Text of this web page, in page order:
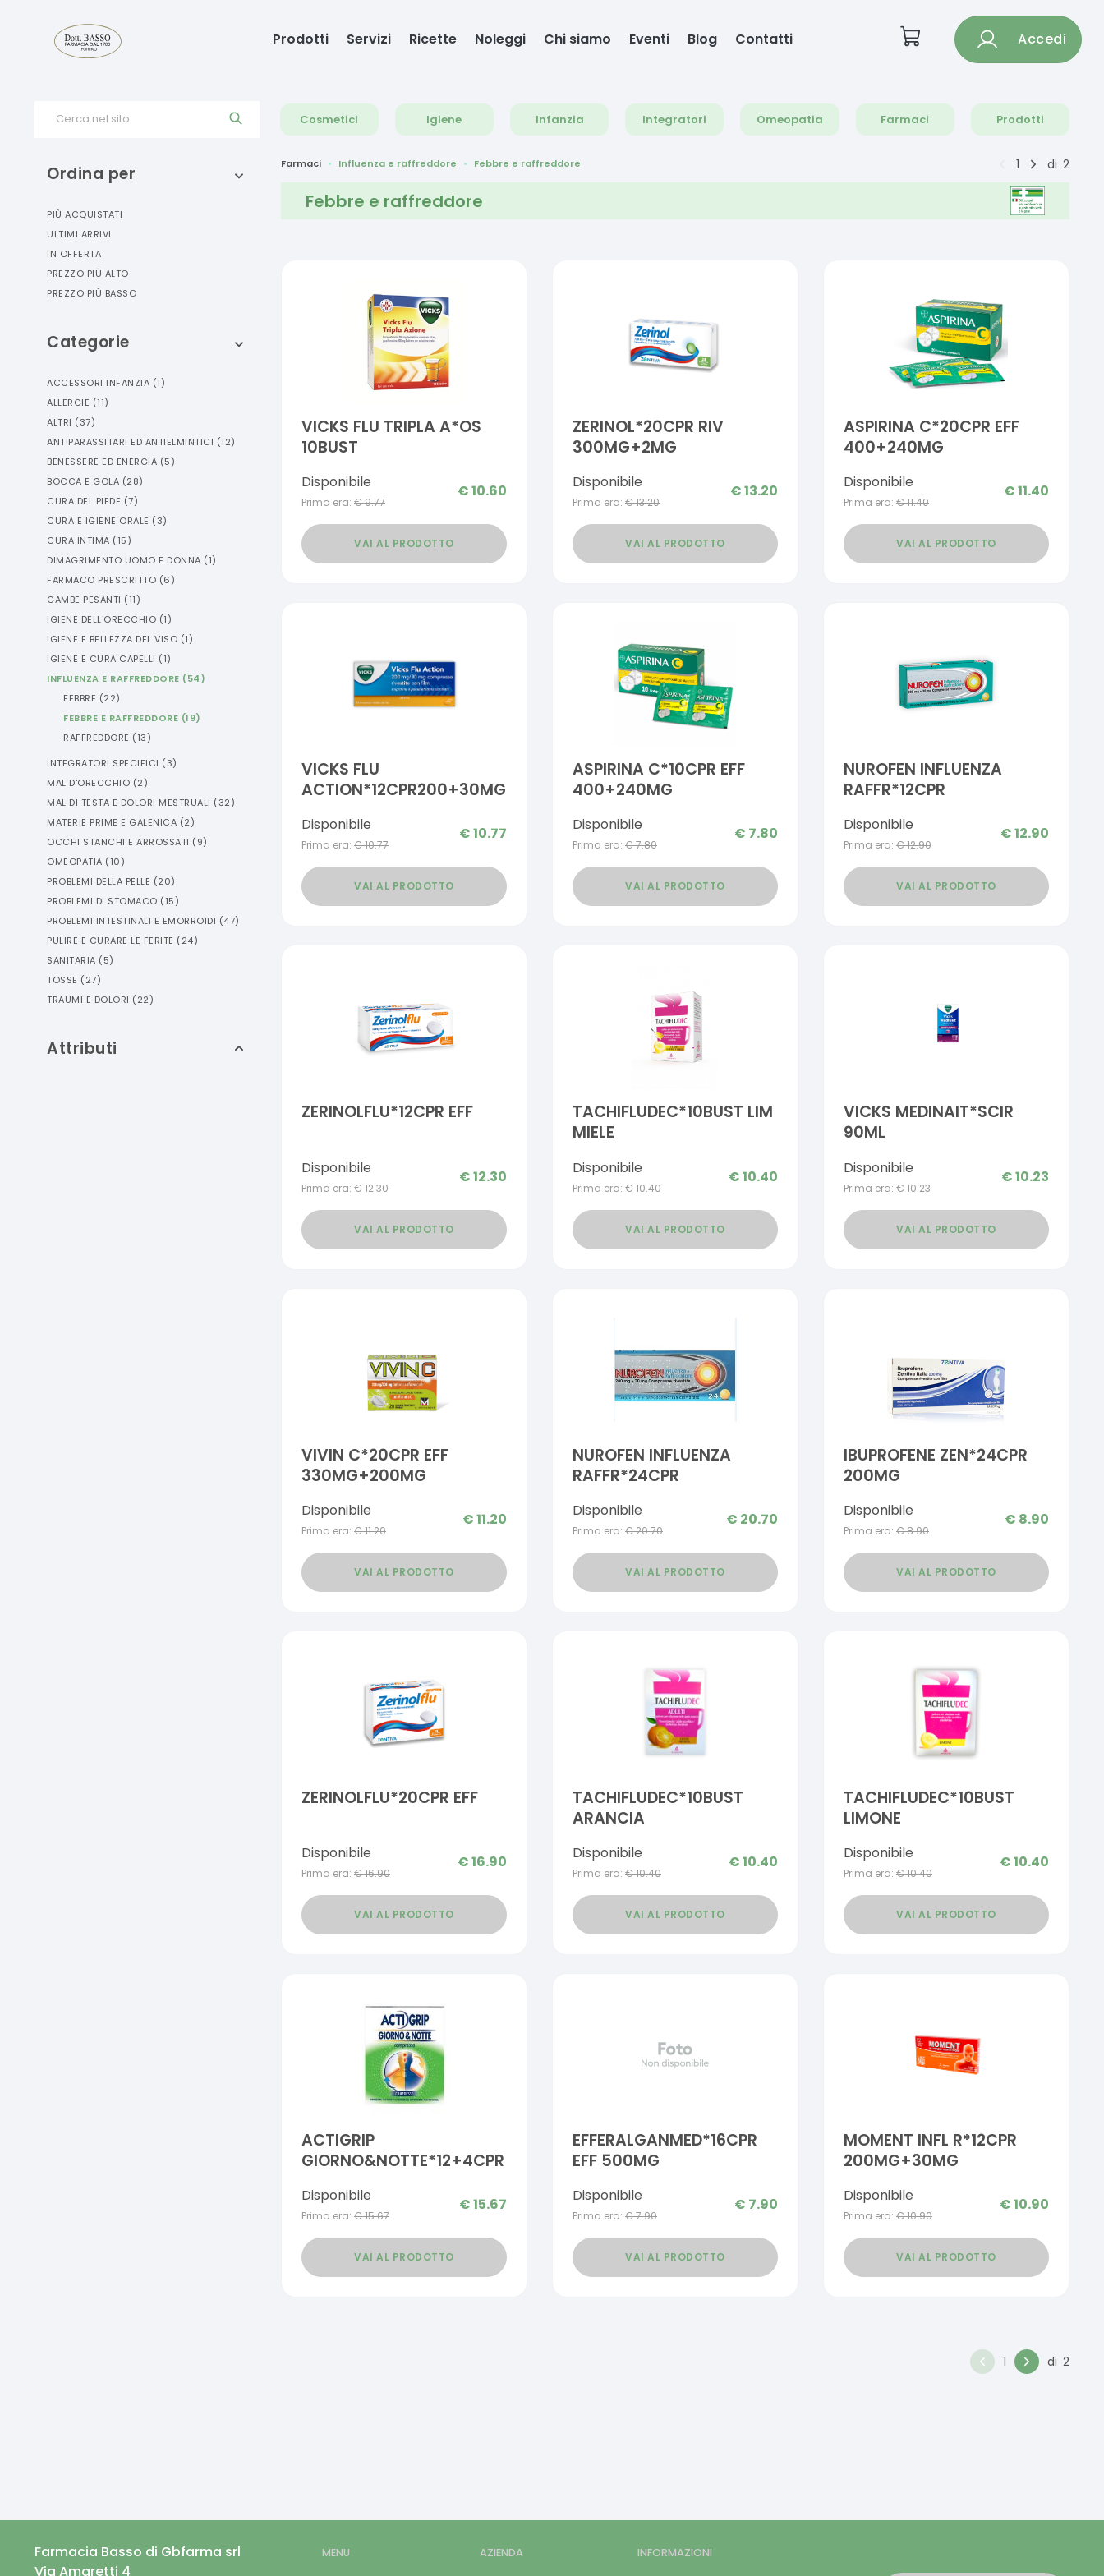
Prodotti Servizi Ricette Noleggi Chi siamo Eventi Blog Contatti Accedi
Cerca nel sito Cosmetici Igiene Infanzia Integratori Omeopatia Farmaci Prodotti
Ordina per
PIÙ ACQUISTATI
ULTIMI ARRIVI
IN OFFERTA
PREZZO PIÙ ALTO
PREZZO PIÙ BASSO
Categorie
ACCESSORI INFANZIA (1)
ALLERGIE (11)
ALTRI (37)
ANTIPARASSITARI ED ANTIELMINTICI (12)
BENESSERE ED ENERGIA (5)
BOCCA E GOLA (28)
CURA DEL PIEDE (7)
CURA E IGIENE ORALE (3)
CURA INTIMA (15)
DIMAGRIMENTO UOMO E DONNA (1)
FARMACO PRESCRITTO (6)
GAMBE PESANTI (11)
IGIENE DELL'ORECCHIO (1)
IGIENE E BELLEZZA DEL VISO (1)
IGIENE E CURA CAPELLI (1)
INFLUENZA E RAFFREDDORE (54)
FEBBRE (22)
FEBBRE E RAFFREDDORE (19)
RAFFREDDORE (13)
INTEGRATORI SPECIFICI (3)
MAL D'ORECCHIO (2)
MAL DI TESTA E DOLORI MESTRUALI (32)
MATERIE PRIME E GALENICA (2)
OCCHI STANCHI E ARROSSATI (9)
OMEOPATIA (10)
PROBLEMI DELLA PELLE (20)
PROBLEMI DI STOMACO (15)
PROBLEMI INTESTINALI E EMORROIDI (47)
PULIRE E CURARE LE FERITE (24)
SANITARIA (5)
TOSSE (27)
TRAUMI E DOLORI (22)
Attributi
Farmaci Influenza e raffreddore Febbre e raffreddore 1 di 2
Febbre e raffreddore
VICKS FLU TRIPLA A*OS
10BUST
Disponibile
Prima era: €9.77
€10.60
VAI AL PRODOTTO
ZERINOL*20CPR RIV
300MG+2MG
Disponibile
Prima era: €13.20
€13.20
VAI AL PRODOTTO
ASPIRINA C*20CPR EFF
400+240MG
Disponibile
Prima era: €11.40
€11.40
VAI AL PRODOTTO
VICKS FLU
ACTION*12CPR200+30MG
Disponibile
Prima era: €10.77
€10.77
VAI AL PRODOTTO
ASPIRINA C*10CPR EFF
400+240MG
Disponibile
Prima era: €7.80
€ 7.80
VAI AL PRODOTTO
NUROFEN INFLUENZA
RAFFR*12CPR
Disponibile
Prima era: €12.90
€12.90
VAI AL PRODOTTO
ZERINOLFLU*12CPR EFF
Disponibile
Prima era: €12.30
€12.30
VAI AL PRODOTTO
TACHIFLUDEC*10BUST LIM
MIELE
Disponibile
Prima era: €10.40
€10.40
VAI AL PRODOTTO
VICKS MEDINAIT*SCIR
90ML
Disponibile
Prima era: €10.23
€10.23
VAI AL PRODOTTO
VIVIN C*20CPR EFF
330MG+200MG
Disponibile
Prima era: €11.20
€11.20
VAI AL PRODOTTO
NUROFEN INFLUENZA
RAFFR*24CPR
Disponibile
Prima era: €20.70
€ 20.70
VAI AL PRODOTTO
IBUPROFENE ZEN*24CPR
200MG
Disponibile
Prima era: €8.90
€ 8.90
VAI AL PRODOTTO
ZERINOLFLU*20CPR EFF
Disponibile
Prima era: €16.90
€16.90
VAI AL PRODOTTO
TACHIFLUDEC*10BUST
ARANCIA
Disponibile
Prima era: €10.40
€10.40
VAI AL PRODOTTO
TACHIFLUDEC*10BUST
LIMONE
Disponibile
Prima era: €10.40
€10.40
VAI AL PRODOTTO
ACTIGRIP
GIORNO&NOTTE*12+4CPR
Disponibile
Prima era: €15.67
€15.67
VAI AL PRODOTTO
EFFERALGANMED*16CPR
EFF 500MG
Disponibile
Prima era: €7.90
€ 7.90
VAI AL PRODOTTO
MOMENT INFL R*12CPR
200MG+30MG
Disponibile
Prima era: €10.90
€10.90
VAI AL PRODOTTO
1 di 2
Farmacia Basso di Gbfarma srl
Via Amaretti 4
MENU AZIENDA INFORMAZIONI